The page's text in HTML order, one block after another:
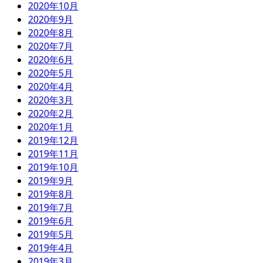
2020年10月
2020年9月
2020年8月
2020年7月
2020年6月
2020年5月
2020年4月
2020年3月
2020年2月
2020年1月
2019年12月
2019年11月
2019年10月
2019年9月
2019年8月
2019年7月
2019年6月
2019年5月
2019年4月